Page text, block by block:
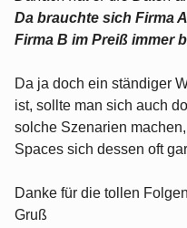
Da brauchte sich Firma
Firma B im Preiß immer
Da ja doch ein ständiger
ist, sollte man sich auch
solche Szenarien
Spaces sich dessen oft
Danke für die tollen
Gruß